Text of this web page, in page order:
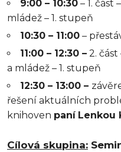
9:00 – 10:30 – 1.
mládež – 1. stupeň
10:30 – 11:00 –
11:00 – 12:30 – 2.
a mládež – 1. stupeň
12:30 – 13:00 –
řešení aktuálních
knihoven paní Lenkou
Cílová skupina: